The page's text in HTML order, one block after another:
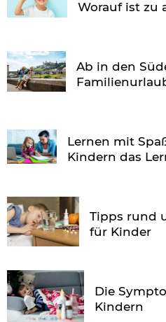
Worauf ist zu
Ab in den
Lernen mit
Kindern das
Tipps rund
für Kinder
Die
Kindern